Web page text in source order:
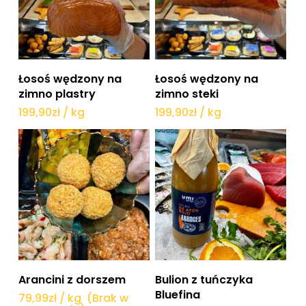
Dodaj do koszyka
Łosoś wędzony na
zimno plastry
199,90zł / kg
Dodaj do koszyka
Łosoś wędzony na
zimno steki
199,90zł / kg
Dowiedz się więcej
Arancini z dorszem
79,99zł / kg (Brak w
Dowiedz się więcej
Bulion z tuńczyka
Bluefina